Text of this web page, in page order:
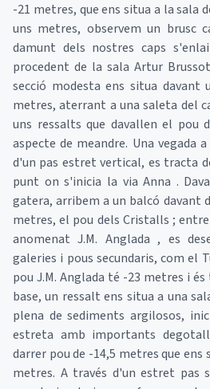
-21 metres, que ens situa a la sala
uns metres, observem un brusc
damunt dels nostres caps
procedent de la sala Artur
secció modesta ens situa davant
metres, aterrant a una saleta del
uns ressalts que davallen el pou
aspecte de meandre. Una vegada
d'un pas estret vertical, es tracta
punt on s'inicia la via Anna .
gatera, arribem a un balcó davant
metres, el pou dels Cristalls ;
anomenat J.M. Anglada , es
galeries i pous secundaris, com el
pou J.M. Anglada té -23 metres i
base, un ressalt ens situa a una
plena de sediments argilosos,
estreta amb importants
darrer pou de -14,5 metres que ens
metres. A través d'un estret pas